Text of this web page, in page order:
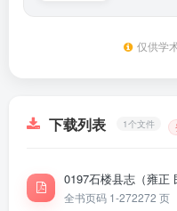
仅供学
下载列表 1个文件
0197石楼县志（雍正
全书页码 1-272272 页